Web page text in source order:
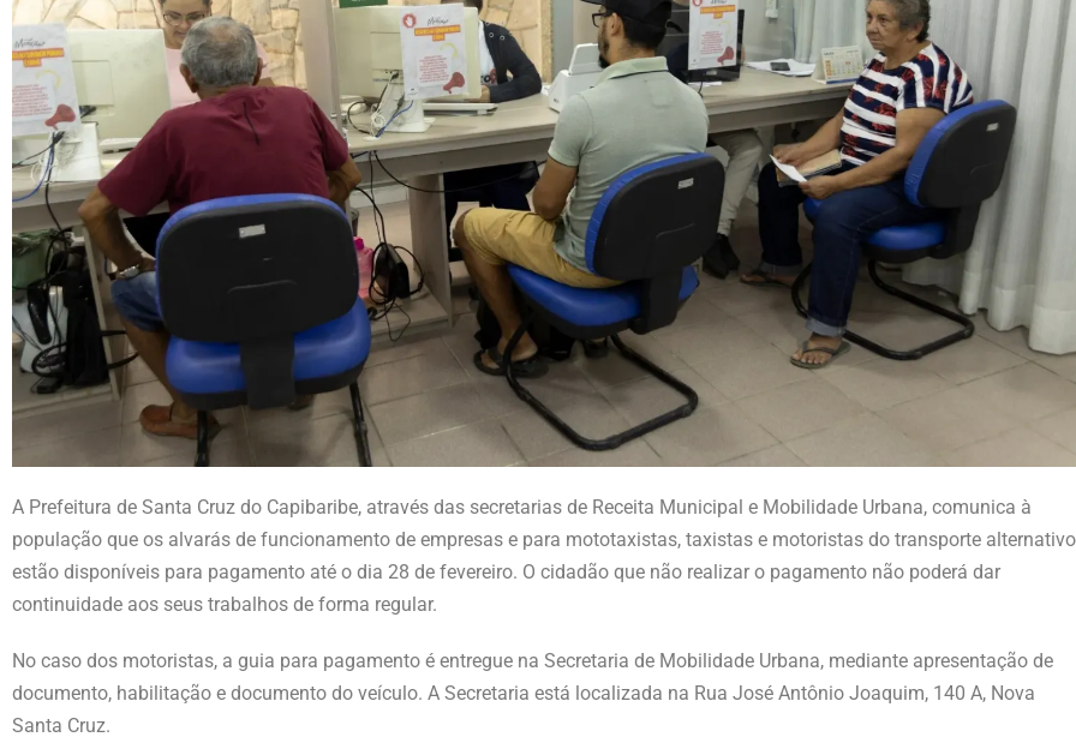
A Prefeitura de Santa Cruz do Capibaribe, através das secretarias de Receita Municipal e Mobilidade Urbana, comunica à
população que os alvarás de funcionamento de empresas e para mototaxistas, taxistas e motoristas do transporte
estão disponíveis para pagamento até o dia 28 de fevereiro. O cidadão que não realizar o pagamento não poderá dar
continuidade aos seus trabalhos de forma regular.
No caso dos motoristas, a guia para pagamento é entregue na Secretaria de Mobilidade Urbana, mediante apresentação de
documento, habilitação e documento do veículo. A Secretaria está localizada na Rua José Antônio Joaquim, 140 A, Nova
Santa Cruz.